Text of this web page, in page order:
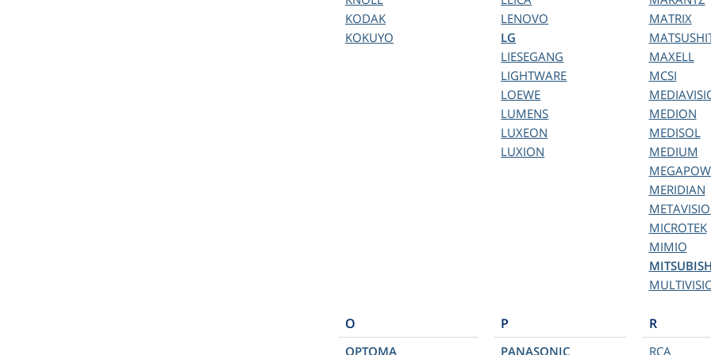
KODAK
KOKUYO
LENOVO
LG
LIESEGANG
LIGHTWARE
LOEWE
LUMENS
LUXEON
LUXION
MATRIX
MAXELL
MCSI
MEDION
MEDISOL
MEDIUM
MERIDIAN
MICROTEK
MIMIO
O
OPTOMA
P
PANASONIC
R
RCA